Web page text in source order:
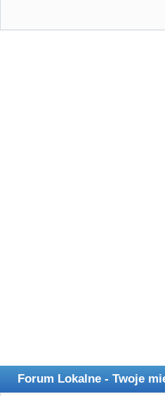
Forum Lokalne - Twoje